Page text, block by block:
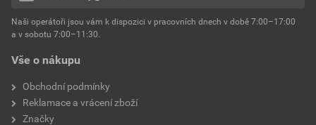
Environmentální prohlášení výrobku
Stáhnout
Velikost
hmotnost 25 kg
typ výrobku
faktor difuzního odporu
Vše o nákupu
Obchodní podmínky
Reklamace a vrácení zboží
Značky
Naši operátoři jsou vám k dispozici v pracovních dnech v době 7:00–17:00
a v sobotu 7:00–11:30.